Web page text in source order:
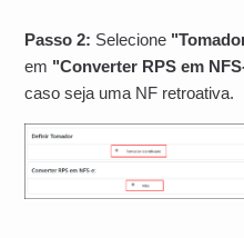
Passo 2: Selecione
em "Converter RPS em
caso seja uma NF retroativa.